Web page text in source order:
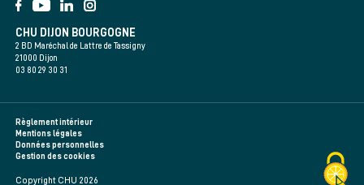
CHU DIJON BOURGOGNE
2 BD Maréchal de Lattre de Tassigny
21000 Dijon
03 80 29 30 31
Copyright CHU 2026
Règlement intérieur
Mentions légales
Données personnelles
Gestion des cookies